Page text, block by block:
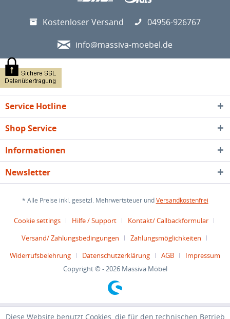
Kostenloser Versand
04956-926767
info@massiva-moebel.de
Service Hotline
Shop Service
Informationen
Newsletter
* Alle Preise inkl. gesetzl. Mehrwertsteuer undVersandkostenfrei
Cookie settings Hilfe / Support
Kontakt/ Callbackformular
Versand/ Zahlungsbedingungen
Zahlungsmöglichkeiten
Widerrufsbelehrung
Datenschutzerklärung AGB
Impressum
Copyright © - 2026 Massiva Möbel
Diese Website benutzt Cookies, die für den technischen Betrieb
Diese Website benutzt Cookies, die für den technischen Betrieb